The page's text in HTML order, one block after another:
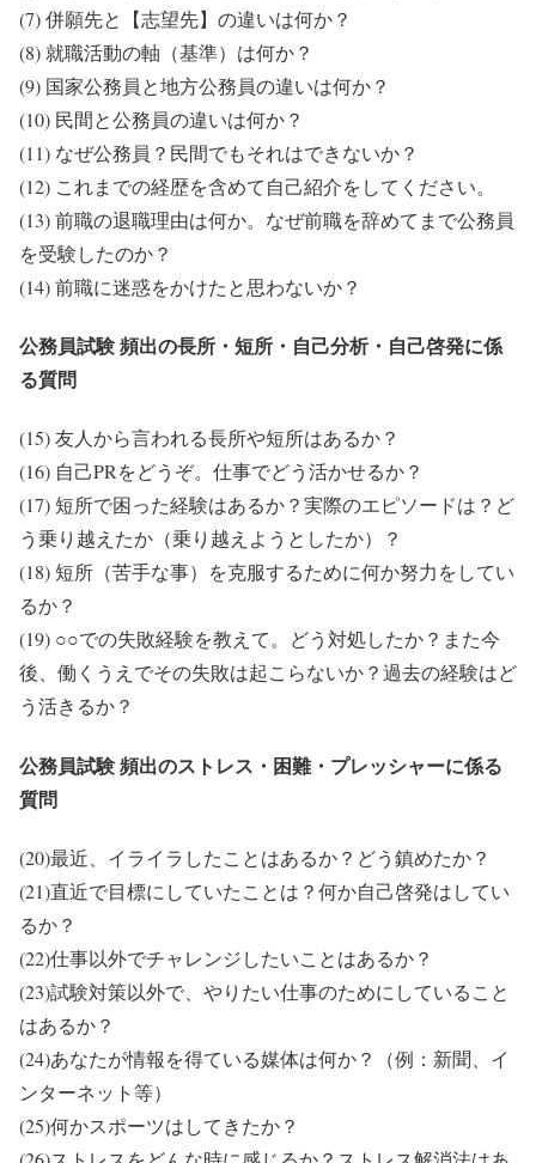
(7) 併願先と【志望先】の違いは何か？
(8) 就職活動の軸（基準）は何か？
(9) 国家公務員と地方公務員の違いは何か？
(10) 民間と公務員の違いは何か？
(11) なぜ公務員？民間でもそれはできないか？
(12) これまでの経歴を含めて自己紹介をしてください。
(13) 前職の退職理由は何か。なぜ前職を辞めてまで公務員
を受験したのか？
(14) 前職に迷惑をかけたと思わないか？
公務員試験 頻出の長所・短所・自己分析・自己啓発に係
る質問
(15) 友人から言われる長所や短所はあるか？
(16) 自己PRをどうぞ。仕事でどう活かせるか？
(17) 短所で困った経験はあるか？実際のエピソードは？ど
う乗り越えたか（乗り越えようとしたか）？
(18) 短所（苦手な事）を克服するために何か努力をしてい
るか？
(19) ○○での失敗経験を教えて。どう対処したか？また今
後、働くうえでその失敗は起こらないか？過去の経験はど
う活きるか？
公務員試験 頻出のストレス・困難・プレッシャーに係る
質問
(20)最近、イライラしたことはあるか？どう鎮めたか？
(21)直近で目標にしていたことは？何か自己啓発はしてい
るか？
(22)仕事以外でチャレンジしたいことはあるか？
(23)試験対策以外で、やりたい仕事のためにしていること
はあるか？
(24)あなたが情報を得ている媒体は何か？（例：新聞、イ
ンターネット等）
(25)何かスポーツはしてきたか？